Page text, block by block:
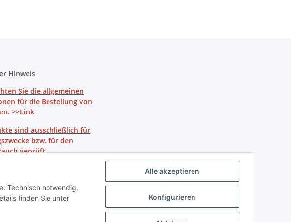
Alle akzeptieren
Konfigurieren
Technisch notwendig,
finden Sie unter
Hinweis
Sie die allgemeinen
für die Bestellung von
>>Link
sind ausschließlich für
bzw. für den
geprüft.